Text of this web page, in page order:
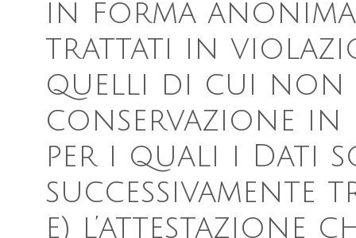
in forma
trattati in
quelli di cui non
conservazione
per i quali i Dati
successivamente
e) l’attestazione